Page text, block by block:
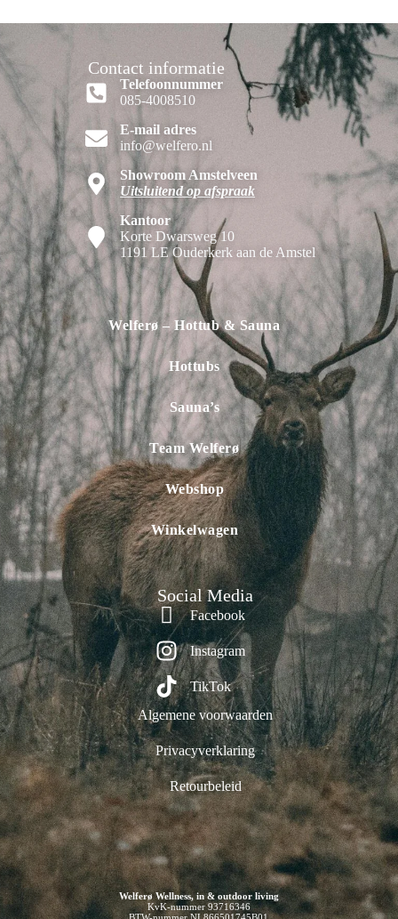
Contact informatie
Telefoonnummer
085-4008510
E-mail adres
info@welfero.nl
Showroom Amstelveen
Uitsluitend op afspraak
Kantoor
Korte Dwarsweg 10
1191 LE Ouderkerk aan de Amstel
Welferø – Hottub & Sauna
Hottubs
Sauna’s
Team Welferø
Webshop
Winkelwagen
Social Media
Facebook
Instagram
TikTok
Algemene voorwaarden
Privacyverklaring
Retourbeleid
Welferø Wellness, in & outdoor living
KvK-nummer 93716346